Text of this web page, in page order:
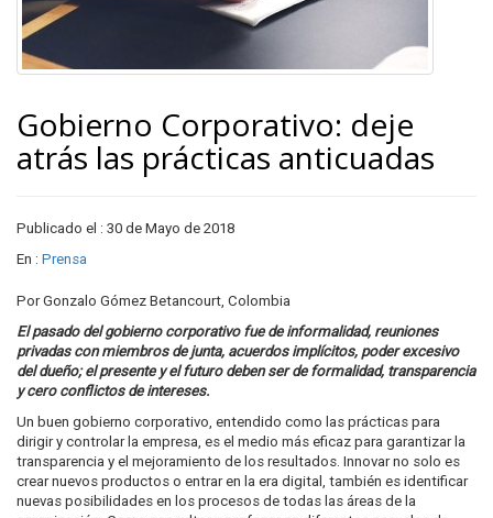
Gobierno Corporativo: deje
atrás las prácticas anticuadas
Publicado el : 30 de Mayo de 2018
En : Prensa
Por Gonzalo Gómez Betancourt, Colombia
El pasado del gobierno corporativo fue de informalidad, reuniones
privadas con miembros de junta, acuerdos implícitos, poder excesivo
del dueño; el presente y el futuro deben ser de formalidad, transparencia
y cero conflictos de intereses.
Un buen gobierno corporativo, entendido como las prácticas para
dirigir y controlar la empresa, es el medio más eficaz para garantizar la
transparencia y el mejoramiento de los resultados. Innovar no solo es
crear nuevos productos o entrar en la era digital, también es identificar
nuevas posibilidades en los procesos de todas las áreas de la